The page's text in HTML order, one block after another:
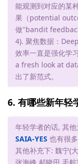
能观测到对应的某
果（potential
做"bandit
4). 聚焦数据：
效率一直是强化学
a fresh look at
出了新范式。
6. 有哪些新年轻
年轻学者的话, 其
SAIA-YES 也有很
其他补充下: 魏宁(